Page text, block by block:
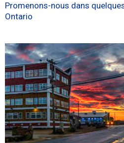
Promenons-nous dans
Ontario